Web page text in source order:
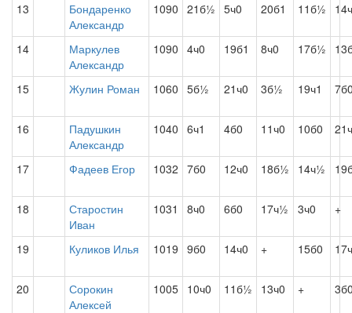
13
Бондаренко
Александр
1090 21б½ 5ч0 20б1 11б½
14
Маркулев
Александр
1090 4ч0 19б1 8ч0 17б½
15 Жулин Роман 1060 5б½ 21ч0 3б½ 19ч1
16
Падушкин
Александр
1040 6ч1 4б0 11ч0 10б0
17 Фадеев Егор 1032 7б0 12ч0 18б½ 14ч½
18
Старостин
Иван
1031 8ч0 6б0 17ч½ 3ч0 +
19 Куликов Илья 1019 9б0 14ч0 + 15б0
20
Сорокин
Алексей
1005 10ч0 11б½ 13ч0 +